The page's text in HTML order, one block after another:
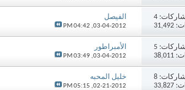
4
الفيصل
03-04-2012,
04:42 PM
5
الأمبراطور
03-04-2012,
03:49 PM
8
خليل المحبه
02-21-2012,
05:15 PM